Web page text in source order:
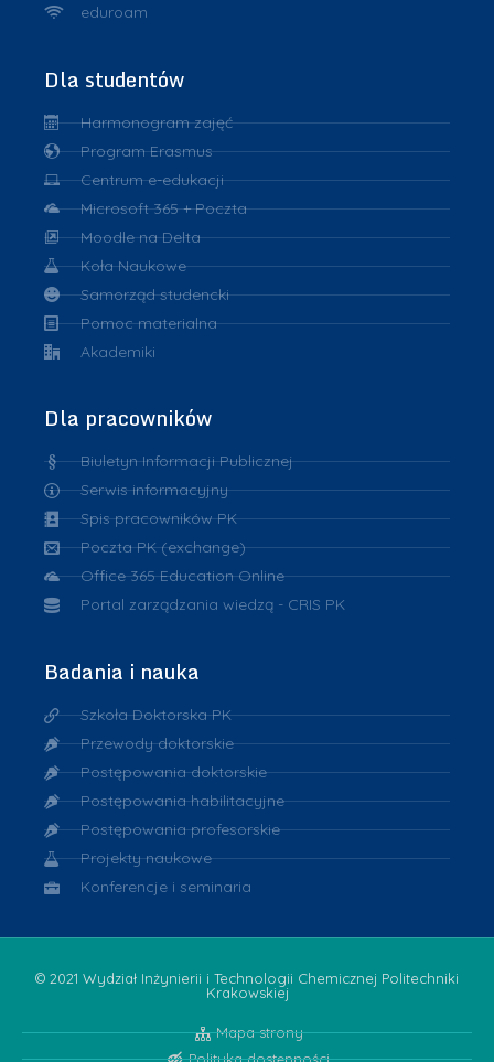
eduroam
Dla studentów
Harmonogram zajęć
Program Erasmus
Centrum e-edukacji
Microsoft 365 + Poczta
Moodle na Delta
Koła Naukowe
Samorząd studencki
Pomoc materialna
Akademiki
Dla pracowników
Biuletyn Informacji Publicznej
Serwis informacyjny
Spis pracowników PK
Poczta PK (exchange)
Office 365 Education Online
Portal zarządzania wiedzą - CRIS PK
Badania i nauka
Szkoła Doktorska PK
Przewody doktorskie
Postępowania doktorskie
Postępowania habilitacyjne
Postępowania profesorskie
Projekty naukowe
Konferencje i seminaria
© 2021 Wydział Inżynierii i Technologii Chemicznej Politechniki
Krakowskiej
Mapa strony